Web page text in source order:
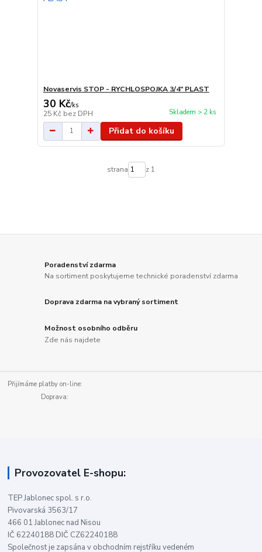
Novaservis STOP - RYCHLOSPOJKA 3/4" PLAST
30 Kč/ks
25 Kč bez DPH Skladem > 2 ks
Přidat do košíku
strana z 1
Poradenství zdarma
Na sortiment poskytujeme technické poradenství zdarma
Doprava zdarma na vybraný sortiment
Možnost osobního odběru
Zde nás najdete
Přijímáme platby on-line:
Doprava:
Provozovatel E-shopu:
TEP Jablonec spol. s r.o.
Pivovarská 3563/17
466 01 Jablonec nad Nisou
IČ 62240188 DIČ CZ62240188
Společnost je zapsána v obchodním rejstříku vedeném